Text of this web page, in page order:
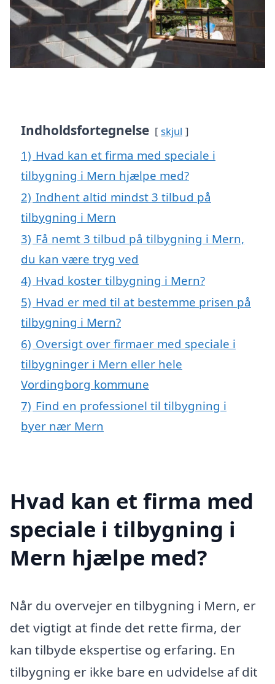
Indholdsfortegnelse skjul
1) Hvad kan et firma med speciale i
tilbygning i Mern hjælpe med?
2) Indhent altid mindst 3 tilbud på
tilbygning i Mern
3) Få nemt 3 tilbud på tilbygning i Mern,
du kan være tryg ved
4) Hvad koster tilbygning i Mern?
5) Hvad er med til at bestemme prisen på
tilbygning i Mern?
6) Oversigt over firmaer med speciale i
tilbygninger i Mern eller hele
Vordingborg kommune
7) Find en professionel til tilbygning i
byer nær Mern
Hvad kan et firma med
speciale i tilbygning i
Mern hjælpe med?
Når du overvejer en tilbygning i Mern, er
det vigtigt at finde det rette firma, der
kan tilbyde ekspertise og erfaring. En
tilbygning er ikke bare en udvidelse af dit